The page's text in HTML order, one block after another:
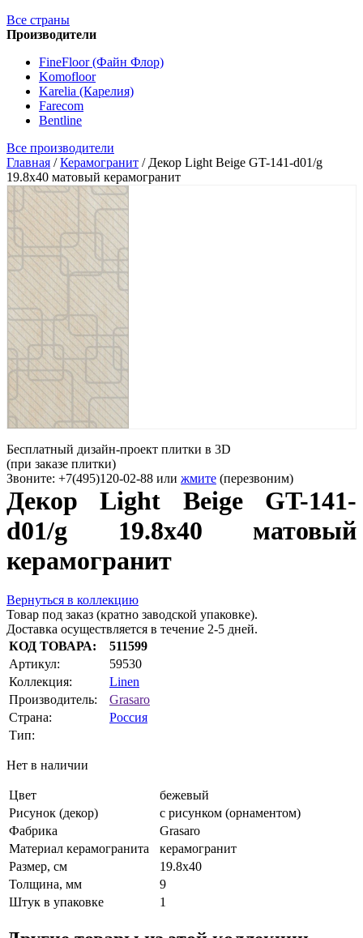
Все страны
Производители
FineFloor (Файн Флор)
Komofloor
Karelia (Карелия)
Farecom
Bentline
Все производители
Главная /Керамогранит / Декор Light Beige GT-141-d01/g
19.8x40 матовый керамогранит
Бесплатный дизайн-проект плитки в 3D
(при заказе плитки)
Звоните: +7(495)120-02-88 или жмите (перезвоним)
Декор Light Beige GT-141-
d01/g 19.8x40 матовый
керамогранит
Вернуться в коллекцию
Товар под заказ (кратно заводской упаковке).
Доставка осуществляется в течение 2-5 дней.
КОД ТОВАРА:
511599
Артикул:
59530
Коллекция:
Linen
Производитель:
Grasaro
Страна:
Россия
Тип:
Нет в наличии
Цвет
бежевый
Рисунок (декор)
с рисунком (орнаментом)
Фабрика
Grasaro
Материал керамогранита
керамогранит
Размер, см
19.8x40
Толщина, мм
9
Штук в упаковке
1